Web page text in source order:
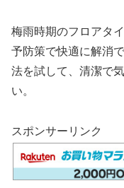
梅雨時期のフロアタ
予防策で快適に解消
法を試して、清潔で
い。
スポンサーリンク